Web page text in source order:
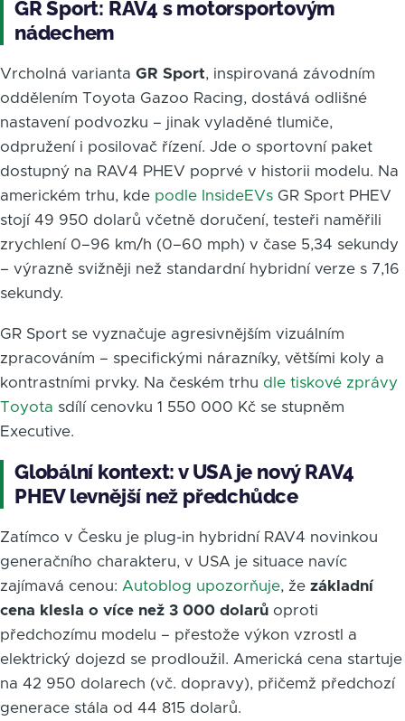
GR Sport: RAV4 s motorsportovým
nádechem
Vrcholná varianta GR Sport, inspirovaná závodním
oddělením Toyota Gazoo Racing, dostává odlišné
nastavení podvozku – jinak vyladěné tlumiče,
odpružení i posilovač řízení. Jde o sportovní paket
dostupný na RAV4 PHEV poprvé v historii modelu. Na
americkém trhu, kde podle InsideEVs GR Sport PHEV
stojí 49 950 dolarů včetně doručení, testeři naměřili
zrychlení 0–96 km/h (0–60 mph) v čase 5,34 sekundy
– výrazně svižněji než standardní hybridní verze s 7,16
sekundy.
GR Sport se vyznačuje agresivnějším vizuálním
zpracováním – specifickými nárazníky, většími koly a
kontrastními prvky. Na českém trhu dle tiskové zprávy
Toyota sdílí cenovku 1 550 000 Kč se stupněm
Executive.
Globální kontext: v USA je nový RAV4
PHEV levnější než předchůdce
Zatímco v Česku je plug-in hybridní RAV4 novinkou
generačního charakteru, v USA je situace navíc
zajímavá cenou: Autoblog upozorňuje, že základní
cena klesla o více než 3 000 dolarů oproti
předchozímu modelu – přestože výkon vzrostl a
elektrický dojezd se prodloužil. Americká cena startuje
na 42 950 dolarech (vč. dopravy), přičemž předchozí
generace stála od 44 815 dolarů.